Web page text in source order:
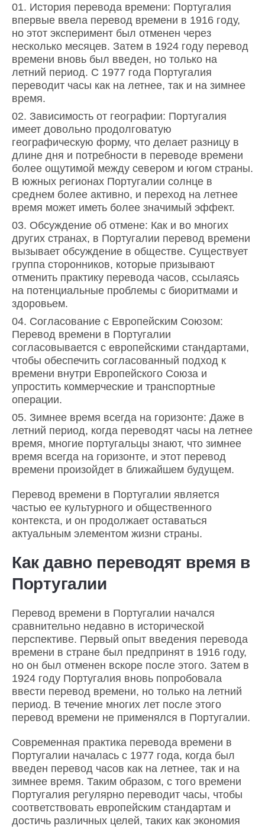
История перевода времени: Португалия
впервые ввела перевод времени в 1916 году,
но этот эксперимент был отменен через
несколько месяцев. Затем в 1924 году перевод
времени вновь был введен, но только на
летний период. С 1977 года Португалия
переводит часы как на летнее, так и на зимнее
время.
Зависимость от географии: Португалия
имеет довольно продолговатую
географическую форму, что делает разницу в
длине дня и потребности в переводе времени
более ощутимой между севером и югом страны.
В южных регионах Португалии солнце в
среднем более активно, и переход на летнее
время может иметь более значимый эффект.
Обсуждение об отмене: Как и во многих
других странах, в Португалии перевод времени
вызывает обсуждение в обществе. Существует
группа сторонников, которые призывают
отменить практику перевода часов, ссылаясь
на потенциальные проблемы с биоритмами и
здоровьем.
Согласование с Европейским Союзом:
Перевод времени в Португалии
согласовывается с европейскими стандартами,
чтобы обеспечить согласованный подход к
времени внутри Европейского Союза и
упростить коммерческие и транспортные
операции.
Зимнее время всегда на горизонте: Даже в
летний период, когда переводят часы на летнее
время, многие португальцы знают, что зимнее
время всегда на горизонте, и этот перевод
времени произойдет в ближайшем будущем.
Перевод времени в Португалии является
частью ее культурного и общественного
контекста, и он продолжает оставаться
актуальным элементом жизни страны.
Как давно переводят время в
Португалии
Перевод времени в Португалии начался
сравнительно недавно в исторической
перспективе. Первый опыт введения перевода
времени в стране был предпринят в 1916 году,
но он был отменен вскоре после этого. Затем в
1924 году Португалия вновь попробовала
ввести перевод времени, но только на летний
период. В течение многих лет после этого
перевод времени не применялся в Португалии.
Современная практика перевода времени в
Португалии началась с 1977 года, когда был
введен перевод часов как на летнее, так и на
зимнее время. Таким образом, с того времени
Португалия регулярно переводит часы, чтобы
соответствовать европейским стандартам и
достичь различных целей, таких как экономия